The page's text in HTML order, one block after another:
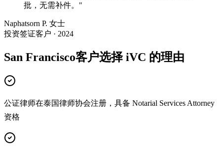
批，无需补件。 "
Naphatsorn P. 女士
投资签证客户 · 2024
San Francisco客户选择 iVC 的理由
公证律师在泰国律师协会注册，具备 Notarial Services Attorney
资格